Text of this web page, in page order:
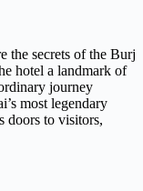
the secrets of the Burj
hotel a landmark of
journey
most legendary
doors to visitors,